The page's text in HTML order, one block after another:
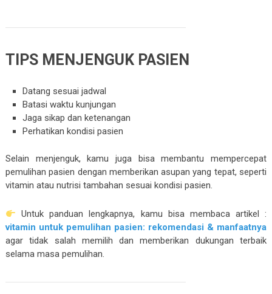
TIPS MENJENGUK PASIEN
Datang sesuai jadwal
Batasi waktu kunjungan
Jaga sikap dan ketenangan
Perhatikan kondisi pasien
Selain menjenguk, kamu juga bisa membantu mempercepat
pemulihan pasien dengan memberikan asupan yang tepat, seperti
vitamin atau nutrisi tambahan sesuai kondisi pasien.
Untuk panduan lengkapnya, kamu bisa membaca artikel :
vitamin untuk pemulihan pasien: rekomendasi & manfaatnya
agar tidak salah memilih dan memberikan dukungan terbaik
selama masa pemulihan.